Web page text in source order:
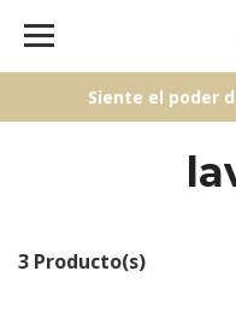
Siente el poder
3 Producto(s)